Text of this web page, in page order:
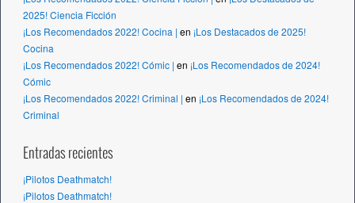
2025! Ciencia Ficción
¡Los Recomendados 2022! Cocina | en ¡Los Destacados de 2025!
Cocina
¡Los Recomendados 2022! Cómic | en ¡Los Recomendados de 2024!
Cómic
¡Los Recomendados 2022! Criminal | en ¡Los Recomendados de 2024!
Criminal
Entradas recientes
¡Pilotos Deathmatch!
¡Pilotos Deathmatch!